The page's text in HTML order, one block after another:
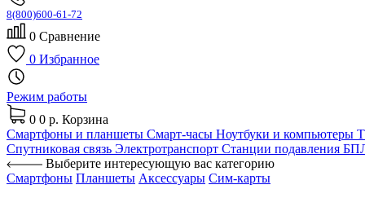
8(800)600-61-72
0 Сравнение
0 Избранное
Режим работы
0 0 р. Корзина
Смартфоны и планшеты Смарт-часы Ноутбуки и компьютеры
Спутниковая связь Электротранспорт Станции подавления
Выберите интересующую вас категорию
Смартфоны Планшеты Аксессуары Сим-карты